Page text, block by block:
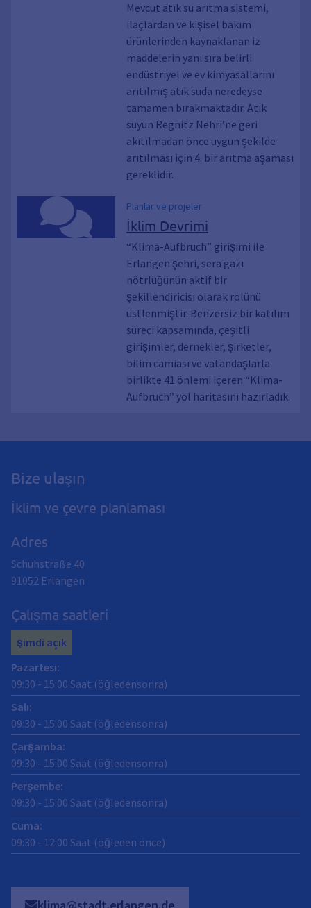
Mevcut atık su arıtma sistemi,
ilaçlardan ve kişisel bakım
ürünlerinden kaynaklanan iz
maddelerin yanı sıra belirli
endüstriyel ve ev kimyasallarını
arıtılmış atık suda neredeyse
tamamen bırakmaktadır. Atık
suyun Regnitz Nehri’ne geri
akıtılmadan önce uygun şekilde
arıtılması için 4. bir arıtma aşaması
gereklidir.
Planlar ve projeler
İklim Devrimi
“Klima-Aufbruch” girişimi ile
Erlangen şehri, sera gazı
nötrlüğünün aktif bir
şekillendiricisi olarak rolünü
üstlenmiştir. Benzersiz bir katılım
süreci kapsamında, çeşitli
girişimler, dernekler, şirketler,
bilim camiası ve vatandaşlarla
birlikte 41 önlemi içeren “Klima-
Aufbruch” yol haritasını hazırladık.
Bize ulaşın
İklim ve çevre planlaması
Adres
Schuhstraße 40
91052 Erlangen
Çalışma saatleri
şimdi açık
Pazartesi:
09:30 - 15:00 Saat (öğledensonra)
Salı:
09:30 - 15:00 Saat (öğledensonra)
Çarşamba:
09:30 - 15:00 Saat (öğledensonra)
Perşembe:
09:30 - 15:00 Saat (öğledensonra)
Cuma:
09:30 - 12:00 Saat (öğleden önce)